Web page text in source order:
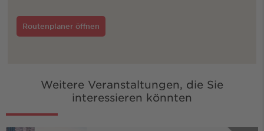
Routenplaner öffnen
Weitere Veranstaltungen, die Sie
interessieren könnten